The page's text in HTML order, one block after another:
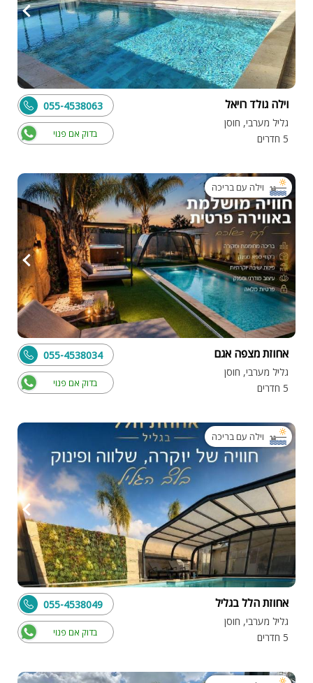
וילה גולד רויאל
גליל מערבי, חוסן
5 חדרים
בדוק אם פנוי
055-4538063
וילה עם בריכה
אחוזת מצפה אגם
גליל מערבי, חוסן
5 חדרים
בדוק אם פנוי
055-4538034
וילה עם בריכה
אחוזת הלל בגליל
גליל מערבי, חוסן
5 חדרים
בדוק אם פנוי
055-4538049